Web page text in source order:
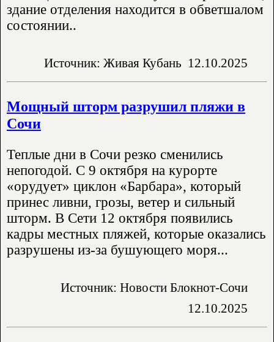
здание отделения находится в обветшалом
состоянии..
Источник: Живая Кубань 12.10.2025
Мощный шторм разрушил пляжи в
Сочи
Теплые дни в Сочи резко сменились
непогодой. С 9 октября на курорте
«орудует» циклон «Барбара», который
принес ливни, грозы, ветер и сильный
шторм. В Сети 12 октября появились
кадры местных пляжей, которые оказались
разрушены из-за бушующего моря...
Источник: Новости Блокнот-Сочи
12.10.2025